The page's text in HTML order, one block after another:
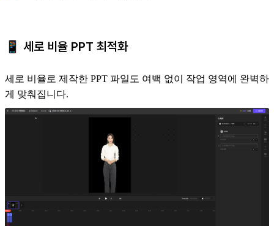
📱 세로 비율 PPT 최적화
세로 비율로 제작한 PPT 파일도 여백 없이 작업 영역에 완벽하
게 맞춰집니다.